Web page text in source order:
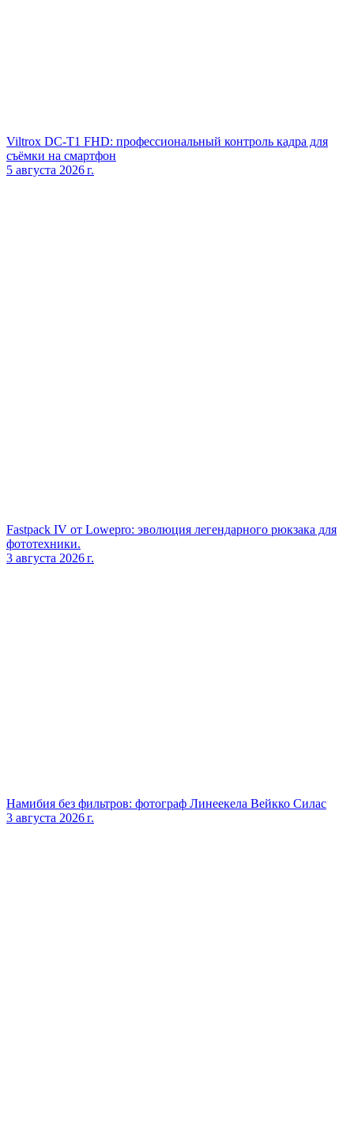
Viltrox DC‑T1 FHD: профессиональный контроль кадра для
съёмки на смартфон
5 августа 2026 г.
Fastpack IV от Lowepro: эволюция легендарного рюкзака для
фототехники.
3 августа 2026 г.
Намибия без фильтров: фотограф Линеекела Вейкко Силас
3 августа 2026 г.